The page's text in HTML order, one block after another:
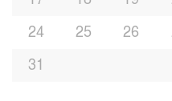
24
25 26
31